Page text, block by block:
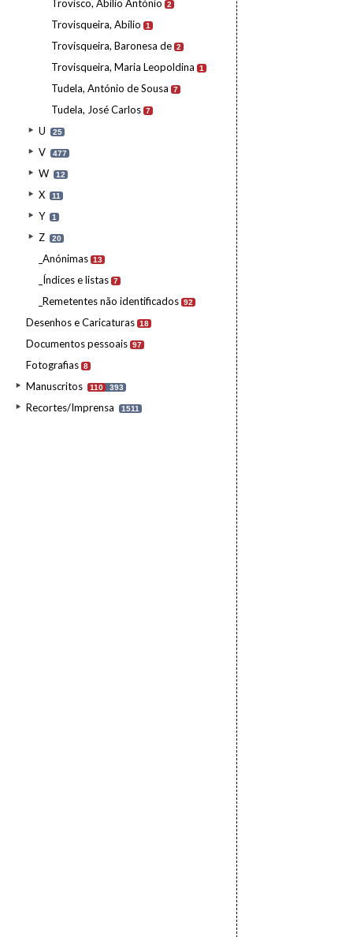
Trovisco, Abílio António 2
Trovisqueira, Abílio 1
Trovisqueira, Baronesa de 2
Trovisqueira, Maria Leopoldina 1
Tudela, António de Sousa 7
Tudela, José Carlos 7
U 25
V 477
W 12
X 11
Y 1
Z 20
_Anónimas 13
_Índices e listas 7
_Remetentes não identificados 92
Desenhos e Caricaturas 18
Documentos pessoais 97
Fotografias 8
Manuscritos 110 393
Recortes/Imprensa 1511